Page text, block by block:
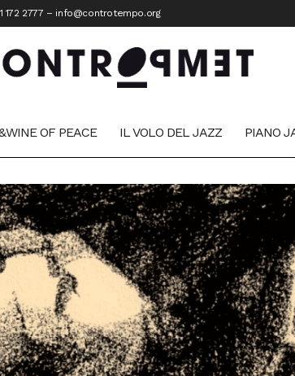
172 2777 – info@controtempo.org
OF PEACE IL VOLO DEL JAZZ PIANO